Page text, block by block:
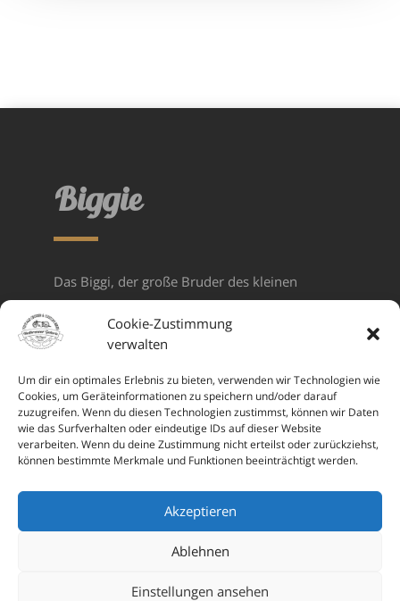
Cookie-Zustimmung
verwalten
Um dir ein optimales Erlebnis zu bieten, verwenden wir Technologien wie
Cookies, um Geräteinformationen zu speichern und/oder darauf
zuzugreifen. Wenn du diesen Technologien zustimmst, können wir Daten
wie das Surfverhalten oder eindeutige IDs auf dieser Website
verarbeiten. Wenn du deine Zustimmung nicht erteilst oder zurückziehst,
können bestimmte Merkmale und Funktionen beeinträchtigt werden.
Akzeptieren
Ablehnen
Einstellungen ansehen
Biggie
Das Biggi, der große Bruder des kleinen
Kumpel. Dieses einmal erhabene Fahrgefühl
muss manerlebt haben. Das Fahren damit
macht unheimlich viel Freude.
Highlights:
mit Bosch CX Performance Motor mit 500
Wh Akku
in den Farben schwarz, grau, sand oder blau